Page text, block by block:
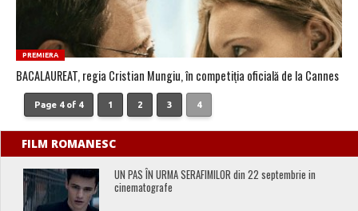
PREMIERA
BACALAUREAT, regia Cristian Mungiu, în competiţia oficială de la Cannes
Page 4 of 4 1 2 3 4
FILM ROMANESC
UN PAS ÎN URMA SERAFIMILOR din 22 septembrie in
cinematografe